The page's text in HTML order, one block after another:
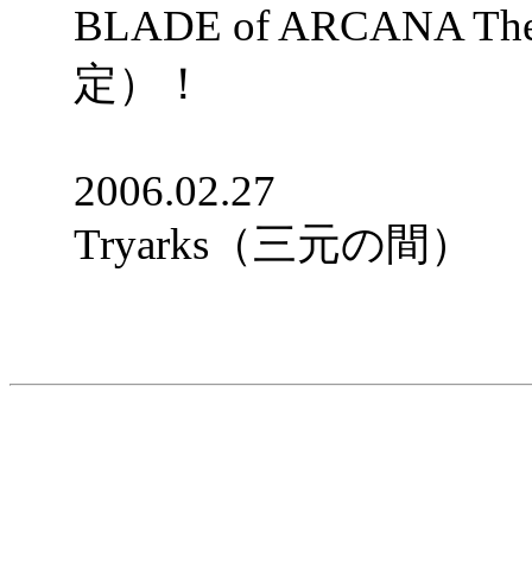
BLADE of ARCANA
定）！
2006.02.27
Tryarks（三元の間）